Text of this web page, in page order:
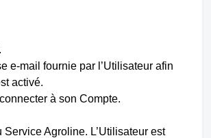
e-mail fournie par l’Utilisateur afin
activé.
à son Compte.
Agroline. L’Utilisateur est